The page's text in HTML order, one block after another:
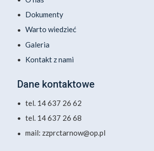
Dokumenty
Warto wiedzieć
Galeria
Kontakt z nami
Dane kontaktowe
tel. 14 637 26 62
tel. 14 637 26 68
mail: zzprctarnow@op.pl